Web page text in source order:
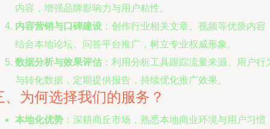
内容，增强品牌影响力与用户粘性。
内容营销与口碑建设 ：创作行业相关文章、视频等优质内容
结合本地论坛、问答平台推广，树立专业权威形象。
数据分析与效果评估 ：利用分析工具跟踪流量来源、用户行
与转化数据，定期提供报告，持续优化推广效果。
、为何选择我们的服务？
本地化优势 ：深耕商丘市场，熟悉本地商业环境与用户习惯